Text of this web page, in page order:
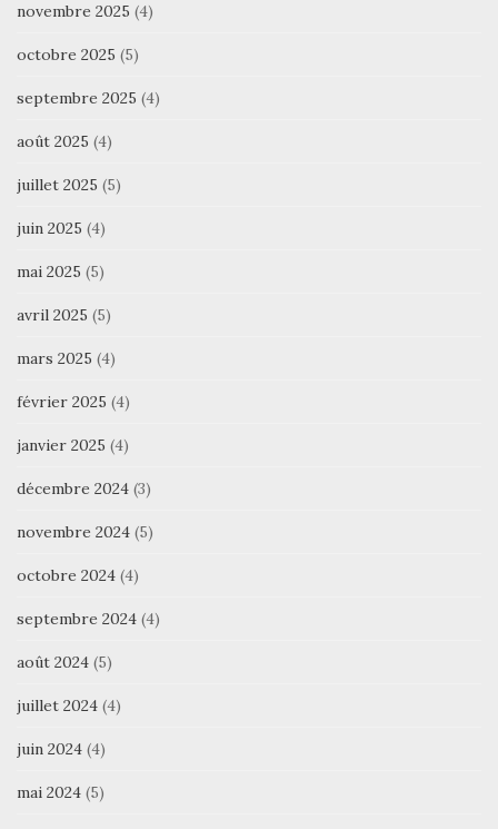
novembre 2025 (4)
octobre 2025 (5)
septembre 2025 (4)
août 2025 (4)
juillet 2025 (5)
juin 2025 (4)
mai 2025 (5)
avril 2025 (5)
mars 2025 (4)
février 2025 (4)
janvier 2025 (4)
décembre 2024 (3)
novembre 2024 (5)
octobre 2024 (4)
septembre 2024 (4)
août 2024 (5)
juillet 2024 (4)
juin 2024 (4)
mai 2024 (5)